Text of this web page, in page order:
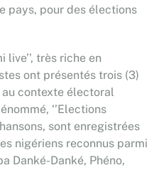
pays, pour des élections
live’’, très riche en
ont présentés trois (3)
contexte électoral
‘’Elections
sont enregistrées
nigériens reconnus parmi
Danké-Danké, Phéno,